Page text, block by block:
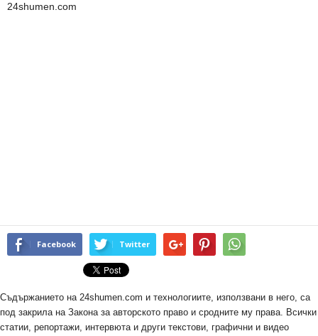
24shumen.com
Facebook Twitter
Съдържанието на 24shumen.com и технологиите, използвани в него, са
под закрила на Закона за авторското право и сродните му права. Всички
статии, репортажи, интервюта и други текстови, графични и видео